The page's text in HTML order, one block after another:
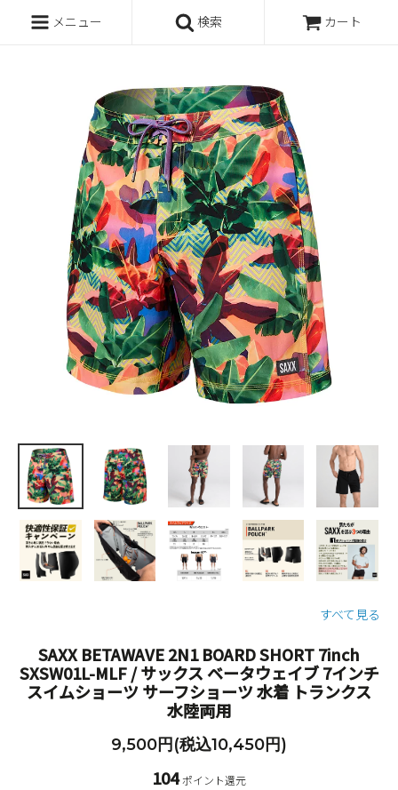
メニュー 検索 カート
すべて見る
SAXX BETAWAVE 2N1 BOARD SHORT 7inch
SXSW01L-MLF / サックス ベータウェイブ 7インチ
スイムショーツ サーフショーツ 水着 トランクス
水陸両用
9,500円(税込10,450円)
104ポイント還元